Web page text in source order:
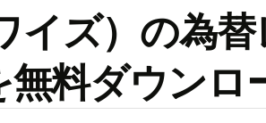
イズ）の為
無料ダウンロ